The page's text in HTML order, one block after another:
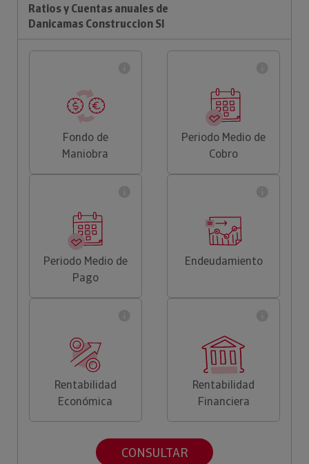
Ratios y Cuentas anuales de
Danicamas Construccion Sl
Fondo de
Maniobra
Periodo Medio de
Cobro
Periodo Medio de
Pago
Endeudamiento
Rentabilidad
Económica
Rentabilidad
Financiera
CONSULTAR